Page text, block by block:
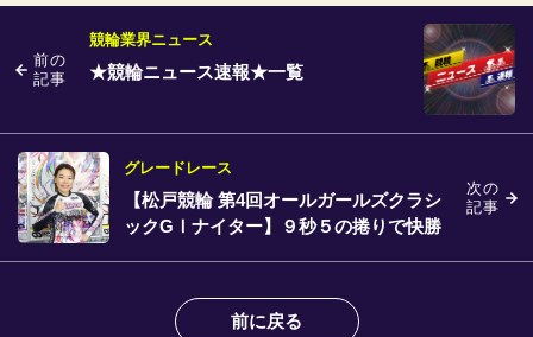
前の
記事
競輪業界ニュース
★競輪ニュース速報★一覧
次の
記事
グレードレース
【松戸競輪 第4回オールガールズクラシ
ックGⅠナイター】９秒５の捲りで快勝
前に戻る